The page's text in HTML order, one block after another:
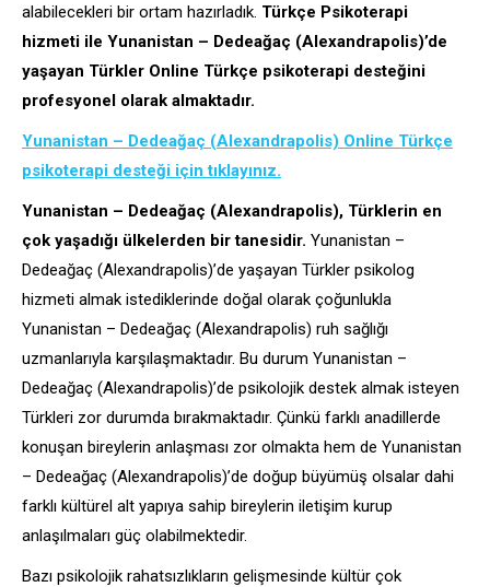
alabilecekleri bir ortam hazırladık. Türkçe Psikoterapi
hizmeti ile Yunanistan – Dedeağaç (Alexandrapolis)’de
yaşayan Türkler Online Türkçe psikoterapi desteğini
profesyonel olarak almaktadır.
Yunanistan – Dedeağaç (Alexandrapolis) Online Türkçe
psikoterapi desteği için tıklayınız.
Yunanistan – Dedeağaç (Alexandrapolis), Türklerin en
çok yaşadığı ülkelerden bir tanesidir. Yunanistan –
Dedeağaç (Alexandrapolis)’de yaşayan Türkler psikolog
hizmeti almak istediklerinde doğal olarak çoğunlukla
Yunanistan – Dedeağaç (Alexandrapolis) ruh sağlığı
uzmanlarıyla karşılaşmaktadır. Bu durum Yunanistan –
Dedeağaç (Alexandrapolis)’de psikolojik destek almak isteyen
Türkleri zor durumda bırakmaktadır. Çünkü farklı anadillerde
konuşan bireylerin anlaşması zor olmakta hem de Yunanistan
– Dedeağaç (Alexandrapolis)’de doğup büyümüş olsalar dahi
farklı kültürel alt yapıya sahip bireylerin iletişim kurup
anlaşılmaları güç olabilmektedir.
Bazı psikolojik rahatsızlıkların gelişmesinde kültür çok